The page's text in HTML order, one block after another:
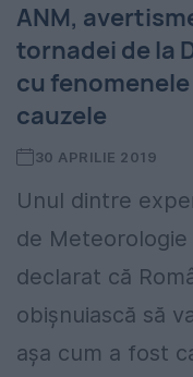
ANM,
tornadei de la
cu
cauzele
30 APRILIE 2019
Unul dintre
de Meteorologie
declarat că
obișnuiască să
așa cum a fost